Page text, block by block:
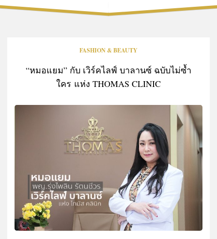
FASHION & BEAUTY
“หมอแยม” กับ เวิร์คไลฟ์ บาลานซ์ ฉบับไม่ซ้ำ
ใคร แห่ง THOMAS CLINIC